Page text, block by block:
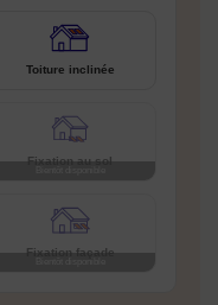
Toiture inclinée
Fixation au sol
Fixation façade